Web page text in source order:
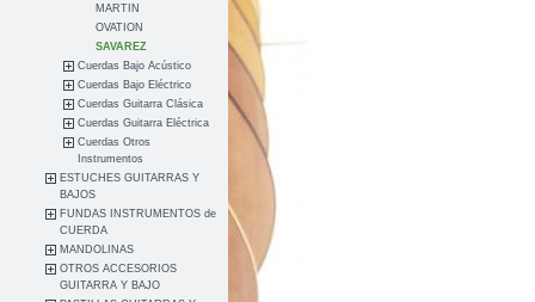
MARTIN
OVATION
SAVAREZ
Cuerdas Bajo Acústico
Cuerdas Bajo Eléctrico
Cuerdas Guitarra Clásica
Cuerdas Guitarra Eléctrica
Cuerdas Otros
Instrumentos
ESTUCHES GUITARRAS Y
BAJOS
FUNDAS INSTRUMENTOS de
CUERDA
MANDOLINAS
OTROS ACCESORIOS
GUITARRA Y BAJO